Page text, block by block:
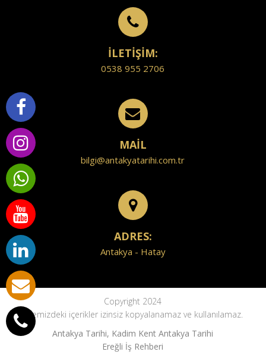
İLETİŞİM:
0538 955 2706
MAİL
bilgi@antakyatarihi.com.tr
ADRES:
Antakya - Hatay
Copyright 2024
Sitemizdeki içerikler izinsiz kopyalanamaz ve kullanılamaz.
Antakya Tarihi, Kadim Kent Antakya Tarihi
Ereğli İş Rehberi